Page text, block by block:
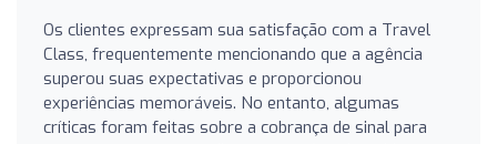
Os clientes expressam sua satisfação com a Travel
Class, frequentemente mencionando que a agência
superou suas expectativas e proporcionou
experiências memoráveis. No entanto, algumas
críticas foram feitas sobre a cobrança de sinal para